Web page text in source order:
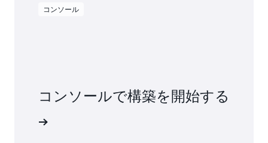
コンソール
コンソールで構築を開始する